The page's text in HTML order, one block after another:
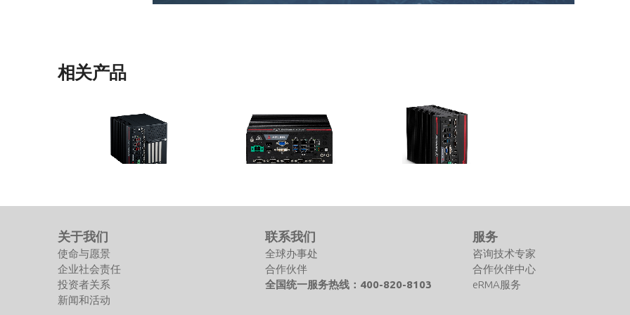
相关产品
第12/13代Intel®处理器
i7/i5/i3/Celeron® 处理器的高性价
比 无风扇嵌入式电脑
处理器的高性价比嵌入式 GPU/AI 平
关于我们
使命与愿景
企业社会责任
投资者关系
新闻和活动
联系我们
全球办事处
合作伙伴
全国统一服务热线：400-820-8103
服务
咨询技术专家
合作伙伴中心
eRMA服务